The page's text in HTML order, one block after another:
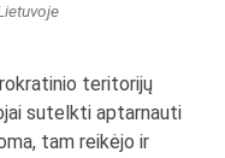
teritorijų
sutelkti aptarnauti
tam reikėjo ir